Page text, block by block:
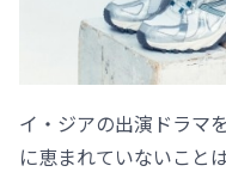
イ・ジアの出演ドラマ
に恵まれていないこと